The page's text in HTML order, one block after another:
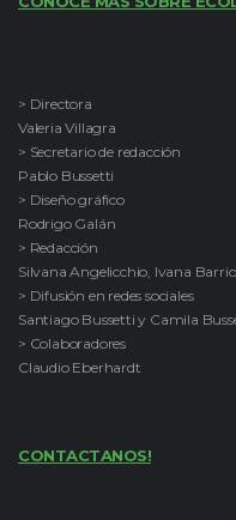
> Directora
Valeria Villagra
> Secretario de redacción
Pablo Bussetti
> Diseño gráfico
Rodrigo Galán
> Redacción
Silvana Angelicchio, Ivana
> Difusión en redes sociales
Santiago Bussetti y Camila
> Colaboradores
Claudio Eberhardt
CONTACTANOS!